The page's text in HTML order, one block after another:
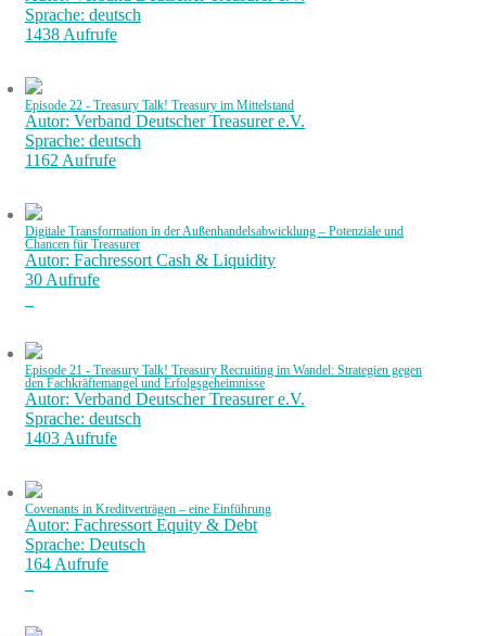
Sprache: deutsch
1438 Aufrufe
Episode 22 - Treasury Talk! Treasury im Mittelstand
Autor: Verband Deutscher Treasurer e.V.
Sprache: deutsch
1162 Aufrufe
Digitale Transformation in der Außenhandelsabwicklung – Potenziale und
Chancen für Treasurer
Autor: Fachressort Cash & Liquidity
30 Aufrufe
Episode 21 - Treasury Talk! Treasury Recruiting im Wandel: Strategien gegen
den Fachkräftemangel und Erfolgsgeheimnisse
Autor: Verband Deutscher Treasurer e.V.
Sprache: deutsch
1403 Aufrufe
Covenants in Kreditverträgen – eine Einführung
Autor: Fachressort Equity & Debt
Sprache: Deutsch
164 Aufrufe